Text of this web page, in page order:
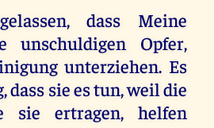
dass Meine
unschuldigen Opfer,
unterziehen. Es
dass sie es tun, weil die
sie ertragen, helfen